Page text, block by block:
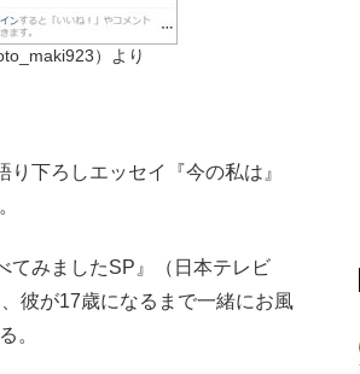
）より
下ろしエッセイ『今の私は』
みましたSP』（日本テレビ
彼が17歳になるまで一緒にお風
。